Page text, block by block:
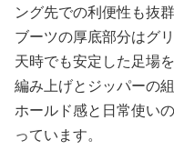
ング先での利便性も抜群
ブーツの厚底部分はグ
天時でも安定した足場
編み上げとジッパーの
ホールド感と日常使い
っています。